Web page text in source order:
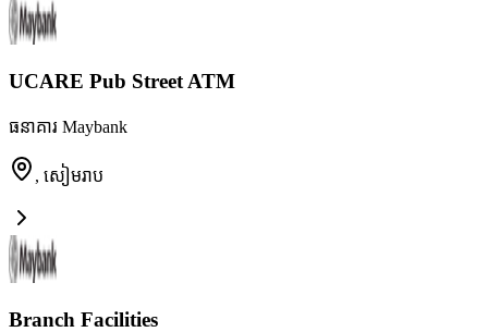
UCARE Pub Street ATM
ធនាគារ Maybank
, សៀមរាប
Branch Facilities